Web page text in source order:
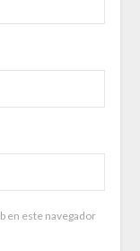
en este navegador